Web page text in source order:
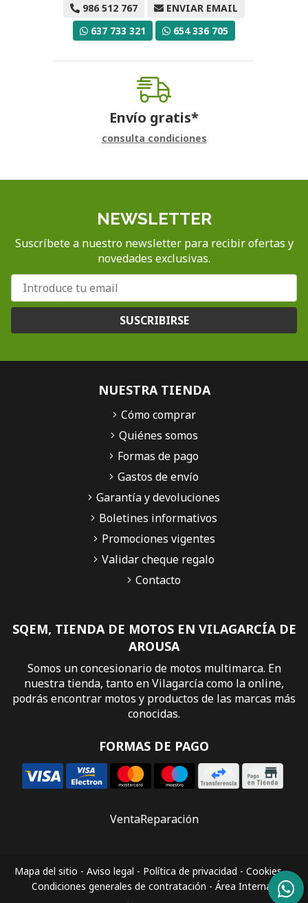
986 512 767
ENVIAR EMAIL
637 733 321
654 336 705
Envío gratis*
consulta condiciones
NEWSLETTER
Suscríbete a nuestro newsletter para recibir ofertas y
novedades exclusivas.
SUSCRIBIRSE
SQEM, TIENDA DE MOTOS EN VILAGARCÍA DE
AROUSA
Somos un concesionario de motos multimarca. En
nuestra tienda, tanto en Vilagarcía como la online,
podrás encontrar motos y productos de las marcas más
conocidas.
FORMAS DE PAGO
NUESTRA TIENDA
Cómo comprar
Quiénes somos
Formas de pago
Gastos de envío
Garantía y devoluciones
Boletines informativos
Promociones vigentes
Validar cheque regalo
Contacto
VentaReparación
Mapa del sitio - Aviso legal - Política de privacidad - Cookies-
Condiciones generales de contratación - Área Interna